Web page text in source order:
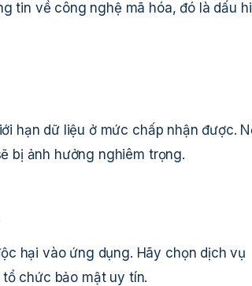
tin về công nghệ mã hóa, đó là dấu
hạn dữ liệu ở mức chấp nhận được.
bị ảnh hưởng nghiêm trọng.
hại vào ứng dụng. Hãy chọn dịch vụ
chức bảo mật uy tín.